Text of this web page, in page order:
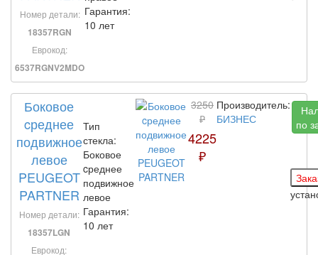
Номер детали:
18357RGN
Еврокод:
6537RGNV2MDO
Гарантия:
10 лет
Боковое
cреднее
подвижное
левое
PEUGEOT
PARTNER
Номер детали:
18357LGN
Еврокод:
Тип
стекла:
Боковое
cреднее
подвижное
левое
Гарантия:
10 лет
3250
₽
4225
₽
Производитель:
БИЗНЕС
по